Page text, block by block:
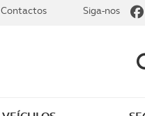
Contactos Siga-nos